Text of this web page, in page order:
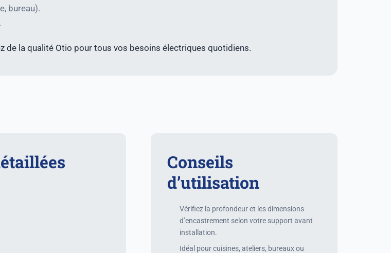
bureau).
de la qualité Otio pour tous vos besoins électriques quotidiens.
Conseils
d’utilisation
Vérifiez la profondeur et les dimensions
d’encastrement selon votre support avant
installation.
Idéal pour cuisines, ateliers, bureaux ou